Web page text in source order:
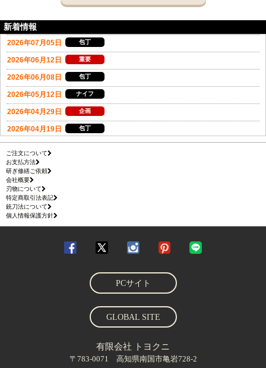
新着情報
ご注文について
お支払方法
研ぎ修繕ご依頼
会社概要
刃物について
特定商取引法表記
銃刀法について
個人情報保護方針
PCサイト
GLOBAL SITE
有限会社 トヨクニ
〒783-0071 高知県南国市亀岩728-2